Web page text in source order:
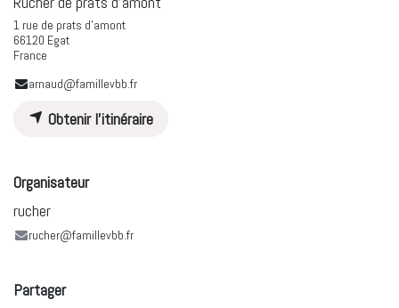
1 rue de prats d'amont
66120 Egat
France
arnaud@famillevbb.fr
Obtenir l'itinéraire
Organisateur
rucher
rucher@famillevbb.fr
Partager